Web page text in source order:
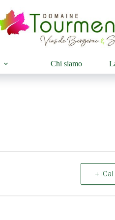
Chi siamo
+